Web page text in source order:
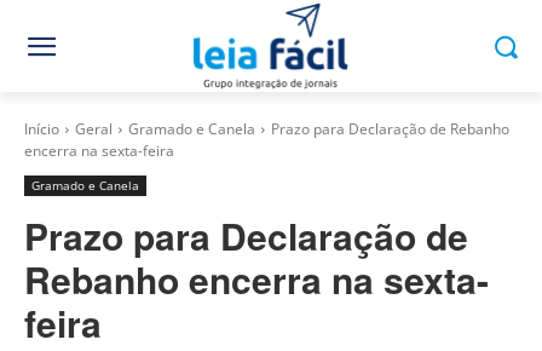
Início Geral Gramado e Canela
Prazo para Declaração de Rebanho
encerra na sexta-feira
Gramado e Canela
Prazo para Declaração de
Rebanho encerra na sexta-
feira